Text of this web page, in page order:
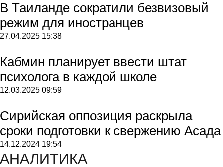
В Таиланде сократили безвизовый
режим для иностранцев
27.04.2025 15:38
Кабмин планирует ввести штат
психолога в каждой школе
12.03.2025 09:59
Сирийская оппозиция раскрыла
сроки подготовки к свержению Асада
14.12.2024 19:54
АНАЛИТИКА